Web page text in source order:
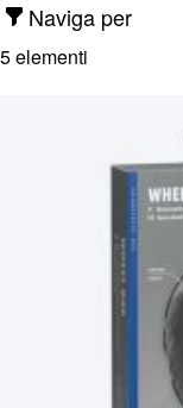
Naviga per
5elementi